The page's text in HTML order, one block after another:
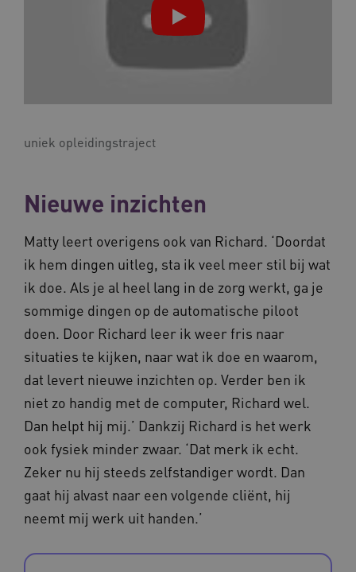
uniek opleidingstraject
Nieuwe inzichten
Matty leert overigens ook van Richard. ‘Doordat
ik hem dingen uitleg, sta ik veel meer stil bij wat
ik doe. Als je al heel lang in de zorg werkt, ga je
sommige dingen op de automatische piloot
doen. Door Richard leer ik weer fris naar
situaties te kijken, naar wat ik doe en waarom,
dat levert nieuwe inzichten op. Verder ben ik
niet zo handig met de computer, Richard wel.
Dan helpt hij mij.’ Dankzij Richard is het werk
ook fysiek minder zwaar. ‘Dat merk ik echt.
Zeker nu hij steeds zelfstandiger wordt. Dan
gaat hij alvast naar een volgende cliënt, hij
neemt mij werk uit handen.’
Provider /
_ga
Google LLC
.waardigheidentrots.nl
maand
Naam Provider /Domein
FPID
.waardigheidentrots.nl
AWSALB
Amazon.com Inc.
m906.waardigheidentrots.nl